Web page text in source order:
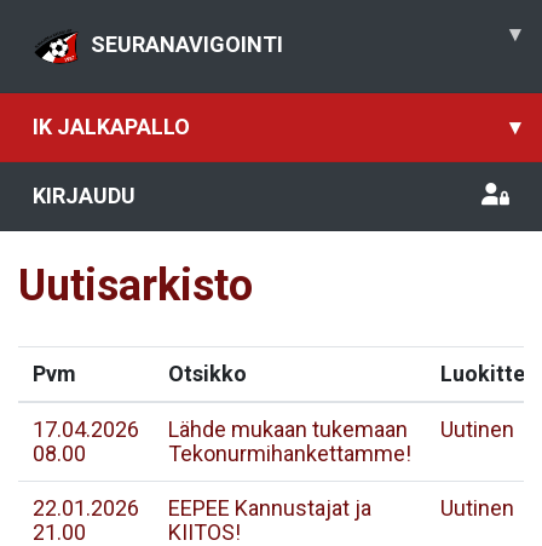
SEURANAVIGOINTI ▾
IK JALKAPALLO ▾
KIRJAUDU
Uutisarkisto
Pvm Otsikko Luokittelu
17.04.2026
08.00
Lähde mukaan tukemaan
Tekonurmihankettamme!
Uutinen
22.01.2026
21.00
EEPEE Kannustajat ja
KIITOS!
Uutinen